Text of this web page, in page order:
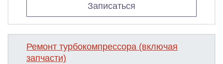
Записаться
Ремонт турбокомпрессора (включая
запчасти)